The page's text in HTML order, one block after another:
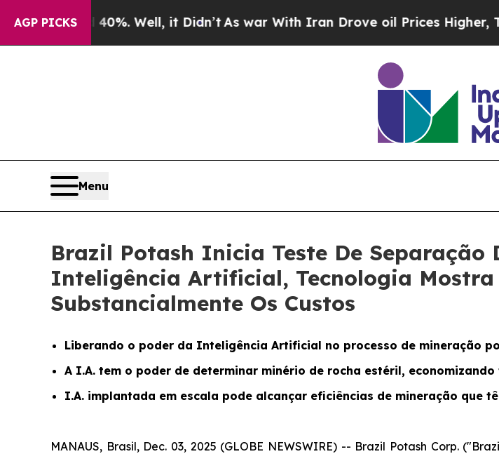
AGP PICKS
40%. Well, it Didn’tAs war With Iran Drove oil Prices Higher, Trump
Menu
Brazil Potash Inicia Teste De Separação
Inteligência Artificial, Tecnologia
Substancialmente Os Custos
Liberando o poder da Inteligência Artificial no processo de mineração
A I.A. tem o poder de determinar minério de rocha estéril,
I.A. implantada em escala pode alcançar eficiências de mineração que
MANAUS, Brasil, Dec. 03, 2025 (GLOBE NEWSWIRE) -- Brazil Potash Corp.